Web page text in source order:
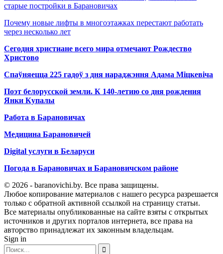
старые постройки в Барановичах
Почему новые лифты в многоэтажках перестают работать
через несколько лет
Сегодня христиане всего мира отмечают Рождество
Христово
Спаўняецца 225 гадоў з дня нараджэння Адама Міцкевіча
Поэт белорусской земли. К 140-летию со дня рождения
Янки Купалы
Работа в Барановичах
Медицина Барановичей
Digital услуги в Беларуси
Погода в Барановичах и Барановичском районе
© 2026 - baranovichi.by. Все права защищены.
Любое копирование материалов с нашего ресурса разрешается
только с обратной активной ссылкой на страницу статьи.
Все материалы опубликованные на сайте взяты с открытых
источников и других порталов интернета, все права на
авторство принадлежат их законным владельцам.
Sign in